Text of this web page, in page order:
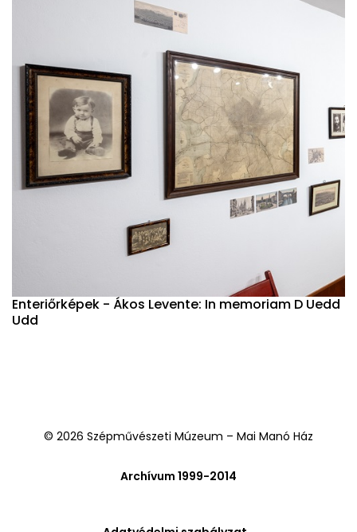
Enteriőrképek - Ákos Levente: In memoriam D Uedd
Udd
© 2026 Szépművészeti Múzeum – Mai Manó Ház
Archívum 1999-2014